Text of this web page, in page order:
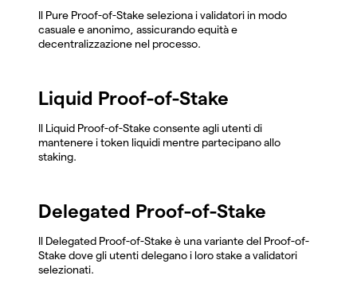
Il Pure Proof-of-Stake seleziona i validatori in modo
casuale e anonimo, assicurando equità e
decentralizzazione nel processo.
Liquid Proof-of-Stake
Il Liquid Proof-of-Stake consente agli utenti di
mantenere i token liquidi mentre partecipano allo
staking.
Delegated Proof-of-Stake
Il Delegated Proof-of-Stake è una variante del Proof-of-
Stake dove gli utenti delegano i loro stake a validatori
selezionati.